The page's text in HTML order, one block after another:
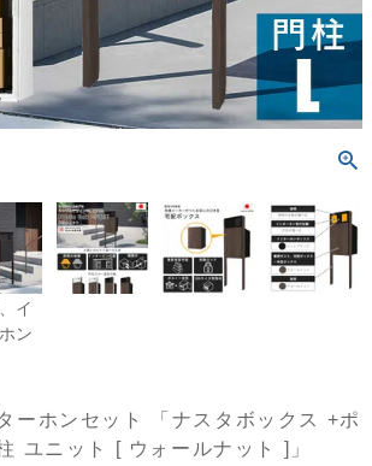
イ
ン
ーホンセット 「ナスタボックス +ポ
ユニット [ ウォールナット ]」